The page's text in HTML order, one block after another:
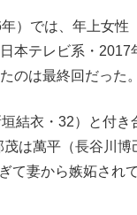
）では、年上女性
本テレビ系・2017
のは最終回だった。
結衣・32）と付き
は萬平（長谷川博
て妻から嫉妬され